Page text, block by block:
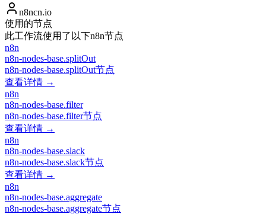
n8ncn.io
使用的节点
此工作流使用了以下n8n节点
n8n
n8n-nodes-base.splitOut
n8n-nodes-base.splitOut节点
查看详情 →
n8n
n8n-nodes-base.filter
n8n-nodes-base.filter节点
查看详情 →
n8n
n8n-nodes-base.slack
n8n-nodes-base.slack节点
查看详情 →
n8n
n8n-nodes-base.aggregate
n8n-nodes-base.aggregate节点